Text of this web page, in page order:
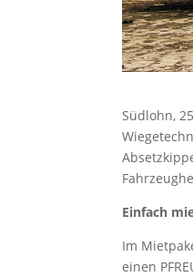
Südlohn,
Einfach
Im
einen